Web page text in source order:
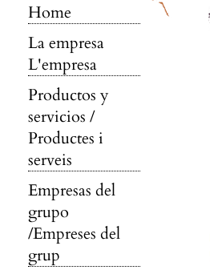
Home
La empresa
L'empresa
Productos y
servicios /
Productes i
serveis
Empresas del
grupo
/Empreses del
grup